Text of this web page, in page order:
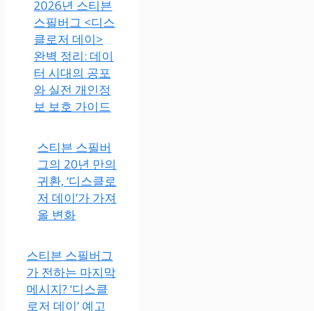
2026년 스티븐
스필버그 <디스
클로저 데이>
완벽 정리: 데이
터 시대의 공포
와 실전 개인정
보 보호 가이드
스티븐 스필버
그의 20년 만의
귀환, ‘디스클로
저 데이’가 가져
올 변화
스티븐 스필버그
가 전하는 마지막
메시지? ‘디스클
로저 데이’ 예고